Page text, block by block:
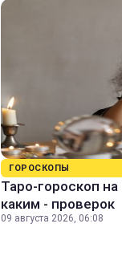
ГОРОСКОПЫ
Таро-гороскоп
каким - проверок
09 августа 2026, 06:08